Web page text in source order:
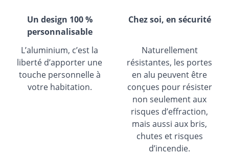
Un design 100 %
personnalisable
L’aluminium, c’est la
liberté d’apporter une
touche personnelle à
votre habitation.
Chez soi, en sécurité
Naturellement
résistantes, les portes
en alu peuvent être
conçues pour résister
non seulement aux
risques d’effraction,
mais aussi aux bris,
chutes et risques
d’incendie.